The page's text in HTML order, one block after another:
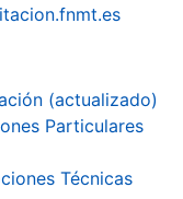
(actualizado)
Particulares
Técnicas